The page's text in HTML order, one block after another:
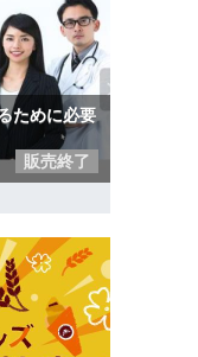
ために必要
販売終了